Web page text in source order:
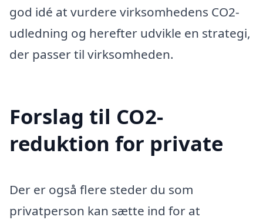
god idé at vurdere virksomhedens CO2-
udledning og herefter udvikle en strategi,
der passer til virksomheden.
Forslag til CO2-
reduktion for private
Der er også flere steder du som
privatperson kan sætte ind for at